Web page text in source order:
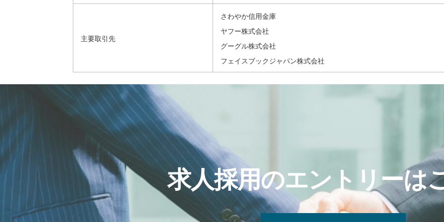
主要取引先
さわやか信用金庫
ヤフー株式会社
グーグル株式会社
フェイスブックジャパン株式会社
求人採用のエントリーは